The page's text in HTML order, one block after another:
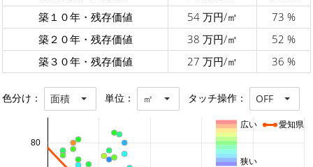
築１０年・残存価値
54 万円/㎡
73 %
築２０年・残存価値
38 万円/㎡
52 %
築３０年・残存価値
27 万円/㎡ 36 %
色分け： 面積 単位： ㎡ タッチ操作： OFF
80
愛知県
広い
狭い